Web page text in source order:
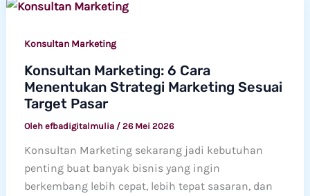
Konsultan Marketing
Konsultan Marketing: 6 Cara
Menentukan Strategi Marketing Sesuai
Target Pasar
Oleh efbadigitalmulia / 26 Mei 2026
Konsultan Marketing sekarang jadi kebutuhan
penting buat banyak bisnis yang ingin
berkembang lebih cepat, lebih tepat sasaran, dan